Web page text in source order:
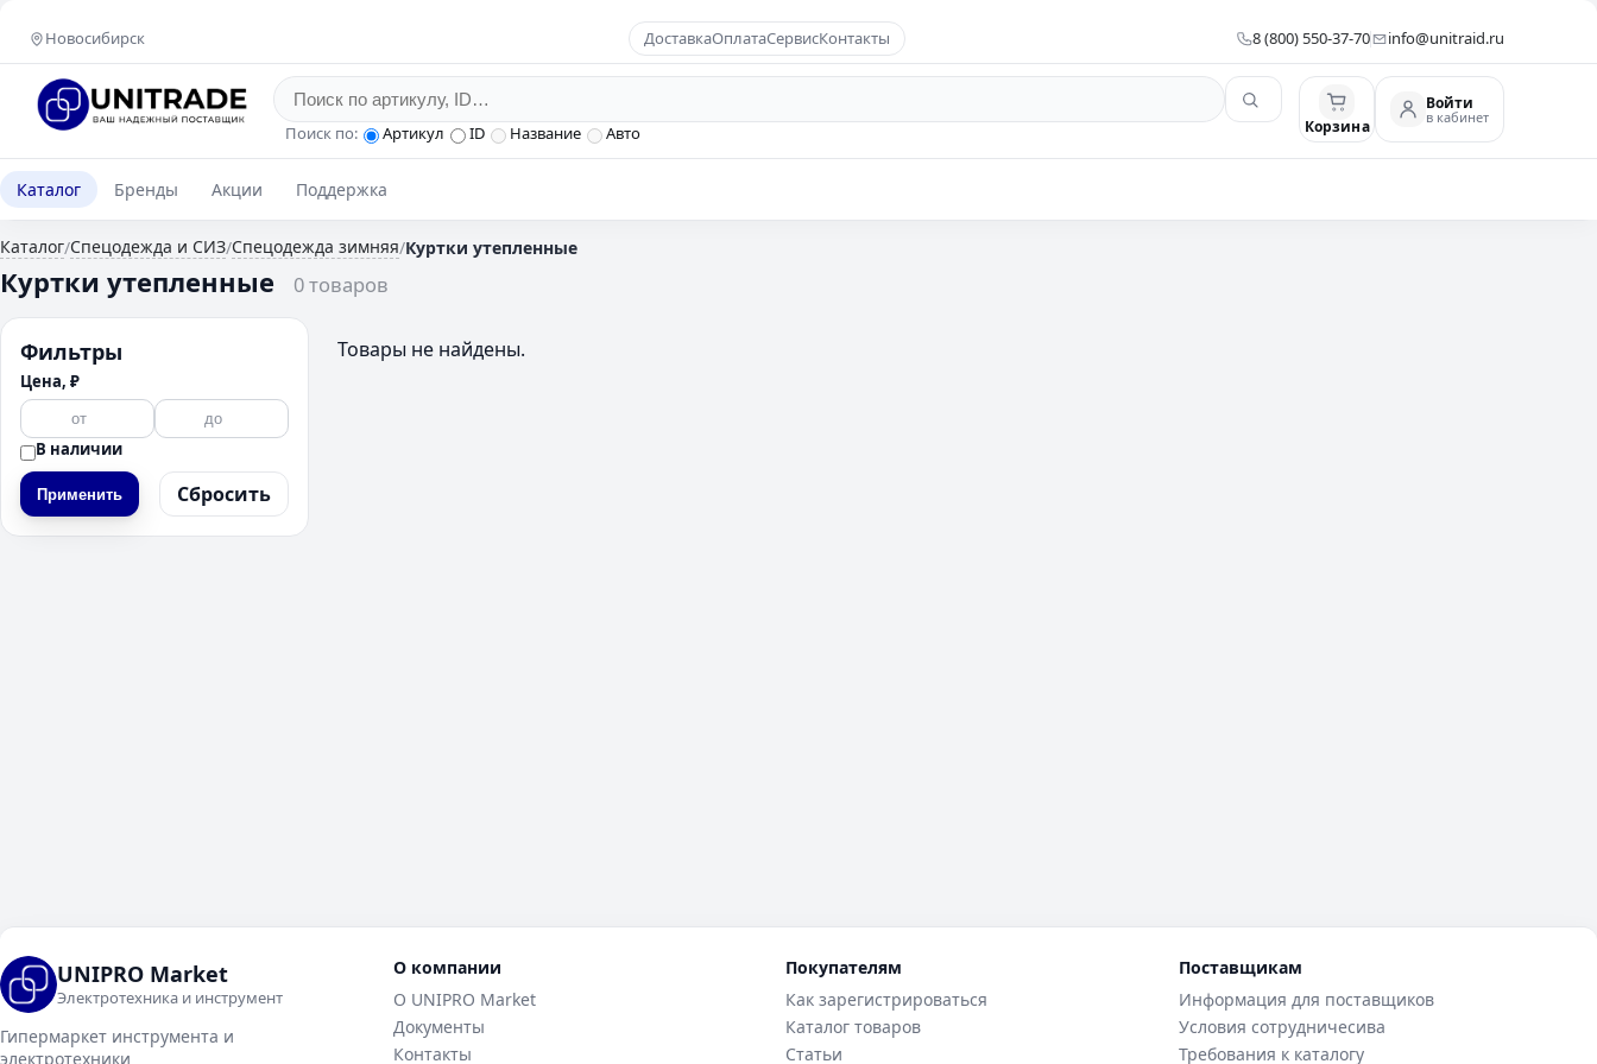
Новосибирск ДоставкаОплатаСервисКонтакты 8 (800) 550-37-70 info@unitraid.ru
Поиск по: Артикул ID Название Авто Корзина
Войти
в кабинет
Каталог Бренды Акции Поддержка
Каталог/Спецодежда и СИЗ/Спецодежда зимняя/Куртки утепленные
Куртки утепленные 0 товаров
Фильтры
Цена, ₽
В наличии
Применить Сбросить
Товары не найдены.
UNIPRO Market
Электротехника и инструмент
Гипермаркет инструмента и
электротехники
О компании
О UNIPRO Market
Документы
Контакты
Покупателям
Как зарегистрироваться
Каталог товаров
Статьи
Поставщикам
Информация для поставщиков
Условия сотрудничесива
Требования к каталогу